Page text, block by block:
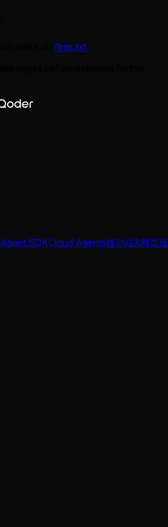
/llms.txt
Agent SDKCloud Agents移动端&网页版